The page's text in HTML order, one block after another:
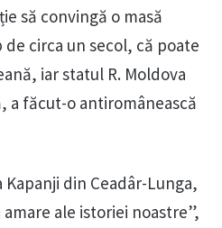
să convingă o masă
circa un secol, că poate
iar statul R. Moldova
a făcut-o antiromânească
din Ceadâr-Lunga,
ale istoriei noastre”,